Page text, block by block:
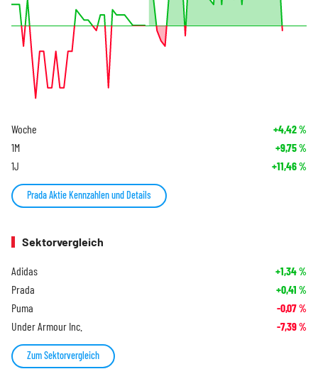
Woche +4,42%
1M +9,75%
1J +11,46%
Prada Aktie Kennzahlen und Details
Sektorvergleich
Adidas +1,34%
Prada +0,41 %
Puma -0,07%
Under Armour Inc. -7,39%
Zum Sektorvergleich